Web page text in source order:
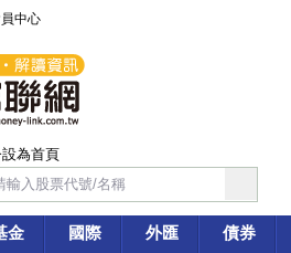
中心
設為首頁
金 國際 外匯 債券